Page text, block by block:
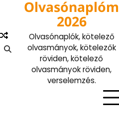
content
Olvasónaplóm
2026
Olvasónaplók, kötelező
olvasmányok, kötelezők
röviden, kötelező
olvasmányok röviden,
verselemzés.